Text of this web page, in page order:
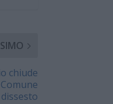
chiude